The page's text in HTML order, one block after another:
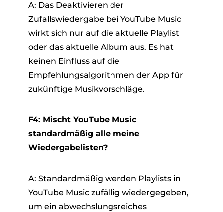
A: Das Deaktivieren der
Zufallswiedergabe bei YouTube Music
wirkt sich nur auf die aktuelle Playlist
oder das aktuelle Album aus. Es hat
keinen Einfluss auf die
Empfehlungsalgorithmen der App für
zukünftige Musikvorschläge.
F4: Mischt YouTube Music
standardmäßig alle meine
Wiedergabelisten?
A: Standardmäßig werden Playlists in
YouTube Music zufällig wiedergegeben,
um ein abwechslungsreiches